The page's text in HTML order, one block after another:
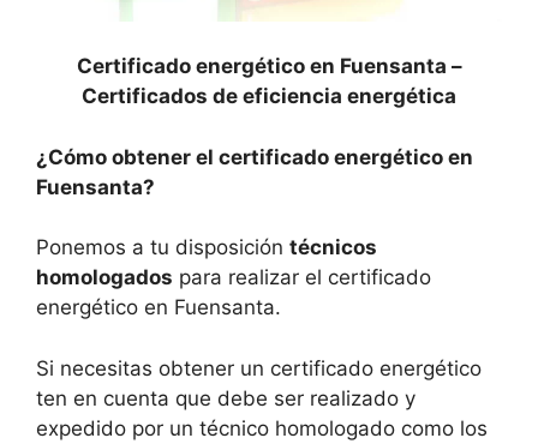
Certificado energético en Fuensanta –
Certificados de eficiencia energética
¿Cómo obtener el certificado energético en
Fuensanta?
Ponemos a tu disposición técnicos
homologados para realizar el certificado
energético en Fuensanta.
Si necesitas obtener un certificado energético
ten en cuenta que debe ser realizado y
expedido por un técnico homologado como los